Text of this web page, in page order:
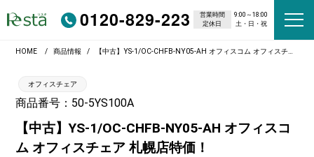
0120-829-223 営業時間
9:00～18:00
定休日
土・日・祝
HOME 商品情報 【中古】YS-1/OC-CHFB-NY05-AH オフィスコム オフィスチェア 札幌店特価！
オフィスチェア
商品番号：50-5YS100A
【中古】YS-1/OC-CHFB-NY05-AH オフィスコ
ム オフィスチェア 札幌店特価！